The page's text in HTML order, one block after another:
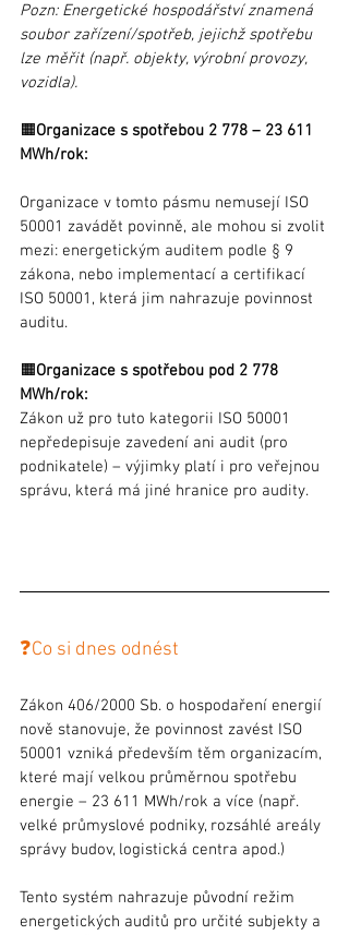
Pozn: Energetické hospodářství znamená
soubor zařízení/spotřeb, jejichž spotřebu
lze měřit (např. objekty, výrobní provozy,
vozidla).
🟧Organizace s spotřebou 2 778 – 23 611
MWh/rok:
Organizace v tomto pásmu nemusejí ISO
50001 zavádět povinně, ale mohou si zvolit
mezi: energetickým auditem podle § 9
zákona, nebo implementací a certifikací
ISO 50001, která jim nahrazuje povinnost
auditu.
🟧Organizace s spotřebou pod 2 778
MWh/rok:
Zákon už pro tuto kategorii ISO 50001
nepředepisuje zavedení ani audit (pro
podnikatele) – výjimky platí i pro veřejnou
správu, která má jiné hranice pro audity.
❓Co si dnes odnést
Zákon 406/2000 Sb. o hospodaření energií
nově stanovuje, že povinnost zavést ISO
50001 vzniká především těm organizacím,
které mají velkou průměrnou spotřebu
energie – 23 611 MWh/rok a více (např.
velké průmyslové podniky, rozsáhlé areály
správy budov, logistická centra apod.)
Tento systém nahrazuje původní režim
energetických auditů pro určité subjekty a